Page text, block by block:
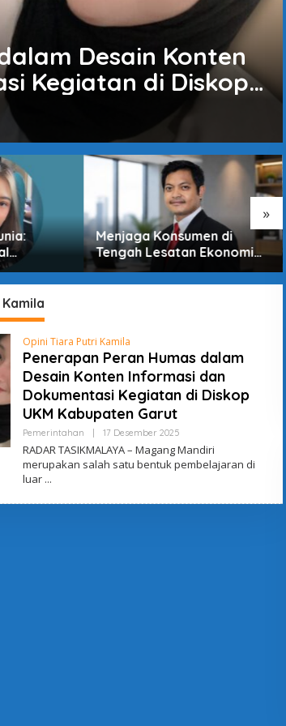
Desain Konten
Kegiatan di Diskop
»
Terlihat
Menjaga Konsumen di
Tengah Lesatan Ekonomi
Digital
Opini Tiara Putri Kamila
Penerapan Peran Humas dalam
Desain Konten Informasi dan
Dokumentasi Kegiatan di Diskop
UKM Kabupaten Garut
Pemerintahan 17 Desember 2025
L
E
H
M
RADAR TASIKMALAYA – Magang Mandiri
merupakan salah satu bentuk pembelajaran di
luar